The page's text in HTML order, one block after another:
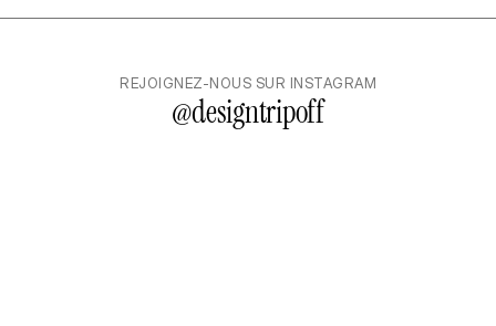
REJOIGNEZ-NOUS SUR INSTAGRAM
@designtripoff